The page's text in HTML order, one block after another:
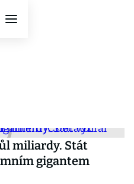
miliardy. Stát
gigantem